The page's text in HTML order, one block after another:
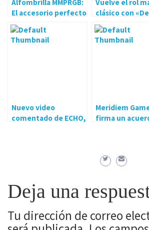
Alfombrilla MMPRGB:
El accesorio perfecto
para cualquier gamer
Vuelve el rol
clásico con
Age»
Nuevo video
comentado de ECHO,
Meridiem
firma un
Deja una
Tu dirección de correo